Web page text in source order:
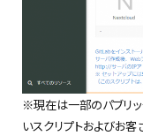
※現在は一部のパブリッ
いスクリプトおよびお